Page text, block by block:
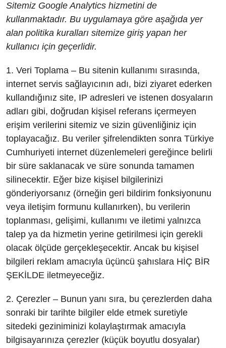
Sitemiz Google Analytics hizmetini de
kullanmaktadır. Bu uygulamaya göre aşağıda yer
alan politika kuralları sitemize giriş yapan her
kullanıcı için geçerlidir.
1. Veri Toplama – Bu sitenin kullanımı sırasında,
internet servis sağlayıcının adı, bizi ziyaret ederken
kullandığınız site, IP adresleri ve istenen dosyaların
adları gibi, doğrudan kişisel referans içermeyen
erişim verilerini sitemiz ve sizin güvenliğiniz için
toplayacağız. Bu veriler şifrelendikten sonra Türkiye
Cumhuriyeti internet düzenlemeleri gereğince belirli
bir süre saklanacak ve süre sonunda tamamen
silinecektir. Eğer bize kişisel bilgilerinizi
gönderiyorsanız (örneğin geri bildirim fonksiyonunu
veya iletişim formunu kullanırken), bu verilerin
toplanması, gelişimi, kullanımı ve iletimi yalnızca
talep ya da hizmetin yerine getirilmesi için gerekli
olacak ölçüde gerçekleşecektir. Ancak bu kişisel
bilgileri reklam amacıyla üçüncü şahıslara HİÇ BİR
ŞEKİLDE iletmeyeceğiz.
2. Çerezler – Bunun yanı sıra, bu çerezlerden daha
sonraki bir tarihte bilgiler elde etmek suretiyle
sitedeki geziniminizi kolaylaştırmak amacıyla
bilgisayarınıza çerezler (küçük boyutlu dosyalar)